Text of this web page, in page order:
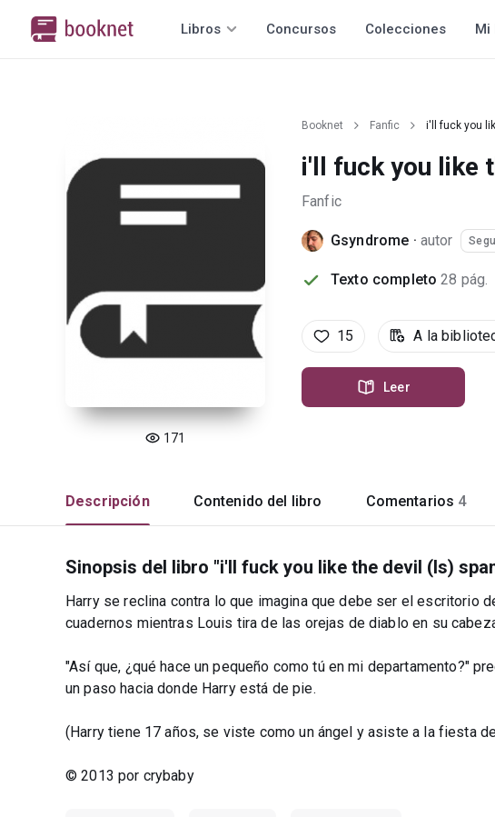
Libros Concursos Colecciones Mi
171
Booknet Fanfic i'll fuck you
i'll fuck you like
Fanfic
Gsyndrome · autor
Texto completo 28 pág.
15 A la
Leer
Descripción Contenido del libro Comentarios 4
Sinopsis del libro "i'll fuck you like the devil (ls)
Harry se reclina contra lo que imagina que debe ser el escritorio
cuadernos mientras Louis tira de las orejas de diablo en su
"Así que, ¿qué hace un pequeño como tú en mi departamento?"
un paso hacia donde Harry está de pie.
(Harry tiene 17 años, se viste como un ángel y asiste a la fiesta
© 2013 por crybaby